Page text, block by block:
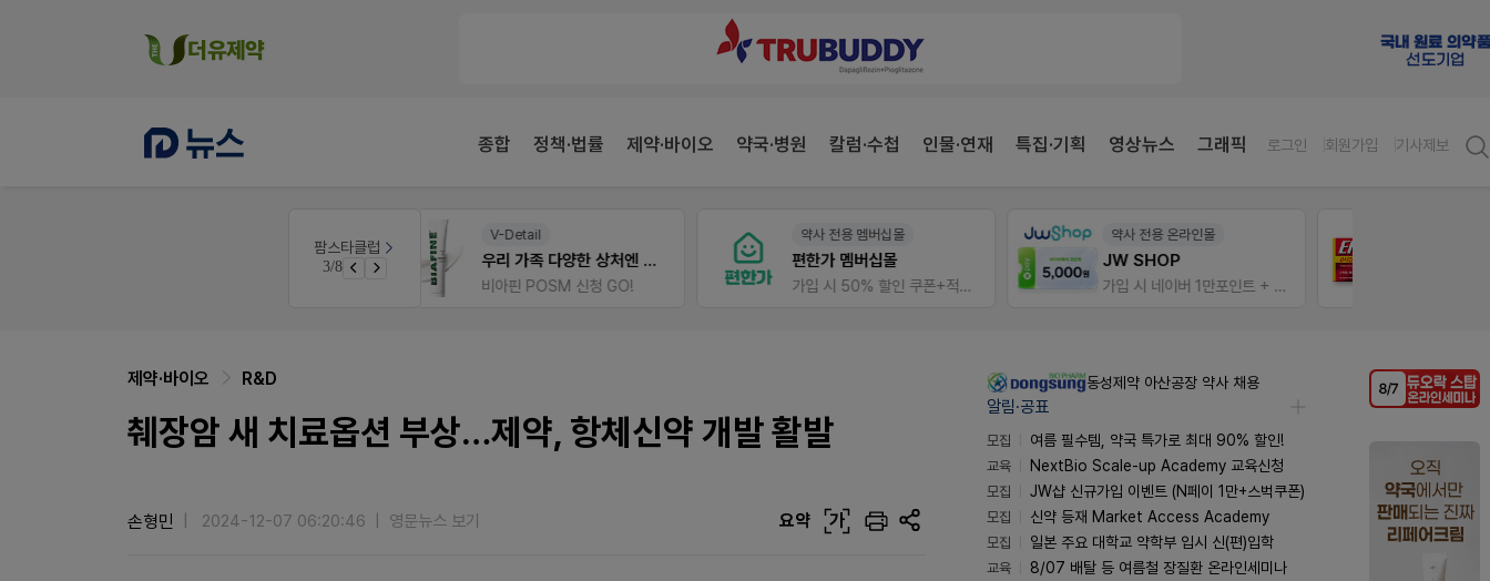
종합 정책·법률 제약·바이오 약국·병원 칼럼·수첩 인물·연재 특집·기획 영상뉴스 그래픽 로그인 회원가입 기사제보
팜스타클럽
3/8 우리 가족 다양한 상처엔 비아핀!
약사 전용 멤버십몰
편한가 멤버십몰
약사 전용 온라인몰
JW SHOP
E-detail
근육통은 오래가니깐!
오래가는 타이레놀 ER
제약·바이오 R&D
췌장암 새 치료옵션 부상…제약, 항체신약 개발 활발
손형민 2024-12-07 06:20:46 영문뉴스 보기 요약 가
동성제약 아산공장 약사 채용
알림·공표
모집
여름 필수템, 약국 특가로 최대 90% 할인!
교육
NextBio Scale-up Academy 교육신청
모집
JW샵 신규가입 이벤트 (N페이 1만+스벅쿠폰)
모집
신약 등재 Market Access Academy
모집
일본 주요 대학교 약학부 입시 신(편)입학
교육
8/07 배탈 등 여름철 장질환 온라인세미나